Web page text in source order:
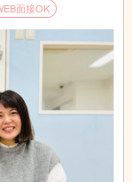
の困り感をご相
す。
ており、スタッフ
面接OK